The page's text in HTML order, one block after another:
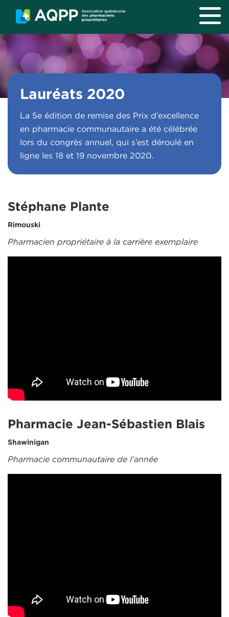
Aller au contenu principal
Lauréats 2020
La 5e édition de remise des Prix d’excellence
en pharmacie communautaire a été célébrée
lors du congrès annuel, qui s’est déroulé en
ligne les 18 et 19 novembre 2020.
Stéphane Plante
Rimouski
Pharmacien propriétaire à la carrière exemplaire
Pharmacie Jean-Sébastien Blais
Shawinigan
Pharmacie communautaire de l’année